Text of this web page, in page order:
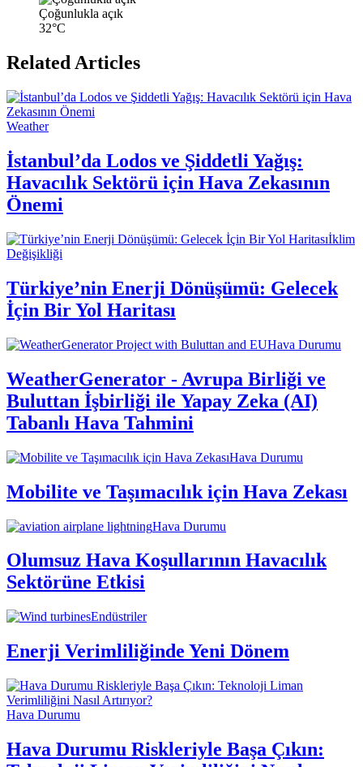
Çoğunlukla açık
32°C
Related Articles
Weather
İstanbul’da Lodos ve Şiddetli Yağış:
Havacılık Sektörü için Hava Zekasının
Önemi
İklim
Değişikliği
Türkiye’nin Enerji Dönüşümü: Gelecek
İçin Bir Yol Haritası
Hava Durumu
WeatherGenerator - Avrupa Birliği ve
Buluttan İşbirliği ile Yapay Zeka (AI)
Tabanlı Hava Tahmini
Hava Durumu
Mobilite ve Taşımacılık için Hava Zekası
Hava Durumu
Olumsuz Hava Koşullarının Havacılık
Sektörüne Etkisi
Endüstriler
Enerji Verimliliğinde Yeni Dönem
Hava Durumu
Hava Durumu Riskleriyle Başa Çıkın: